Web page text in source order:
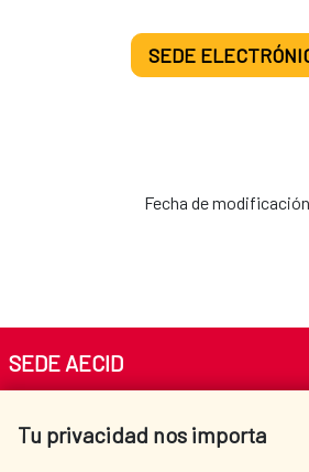
SEDE
Fecha de
Tu privacidad nos importa
SEDE AECID
Tel. +34 900 20 30 54​​​​​​​